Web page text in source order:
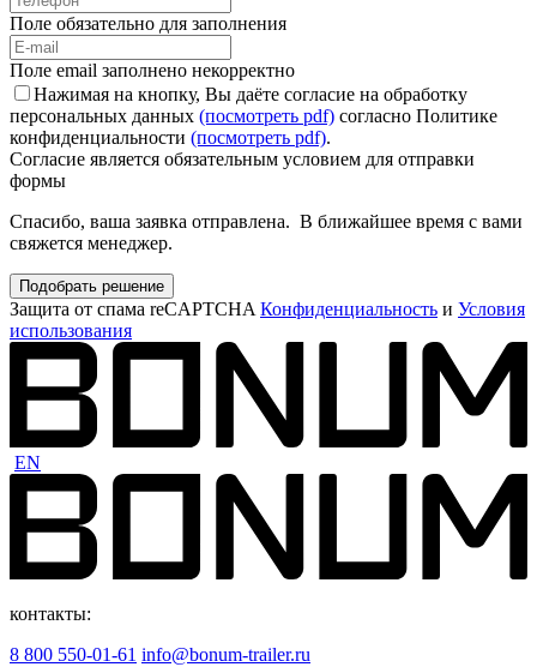
Поле обязательно для заполнения
Поле email заполнено некорректно
Нажимая на кнопку, Вы даёте согласие на обработку
персональных данных (посмотреть pdf) согласно Политике
конфиденциальности (посмотреть pdf).
Согласие является обязательным условием для отправки
формы
Спасибо, ваша заявка отправлена. В ближайшее время с вами
свяжется менеджер.
Подобрать решение
Защита от спама reCAPTCHAКонфиденциальность и Условия
использования
EN
контакты:
8 800 550-01-61 info@bonum-trailer.ru